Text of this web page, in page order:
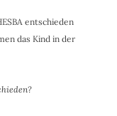
entschieden
das Kind in der